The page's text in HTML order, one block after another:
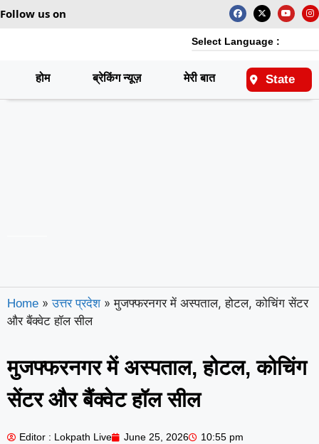
Follow us on
Select Language :
होम ब्रेकिंग न्यूज़ मेरी बात राष्ट्रीय
State
Home » उत्तर प्रदेश » मुजफ्फरनगर में अस्पताल, होटल, कोचिंग सेंटर
और बैंक्वेट हॉल सील
मुजफ्फरनगर में अस्पताल, होटल, कोचिंग
सेंटर और बैंक्वेट हॉल सील
Editor : Lokpath Live June 25, 2026
10:55 pm